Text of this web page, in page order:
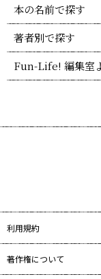
本の名前で探す
著者別で探す
Fun-Life! 編集室
利用規約
著作権について